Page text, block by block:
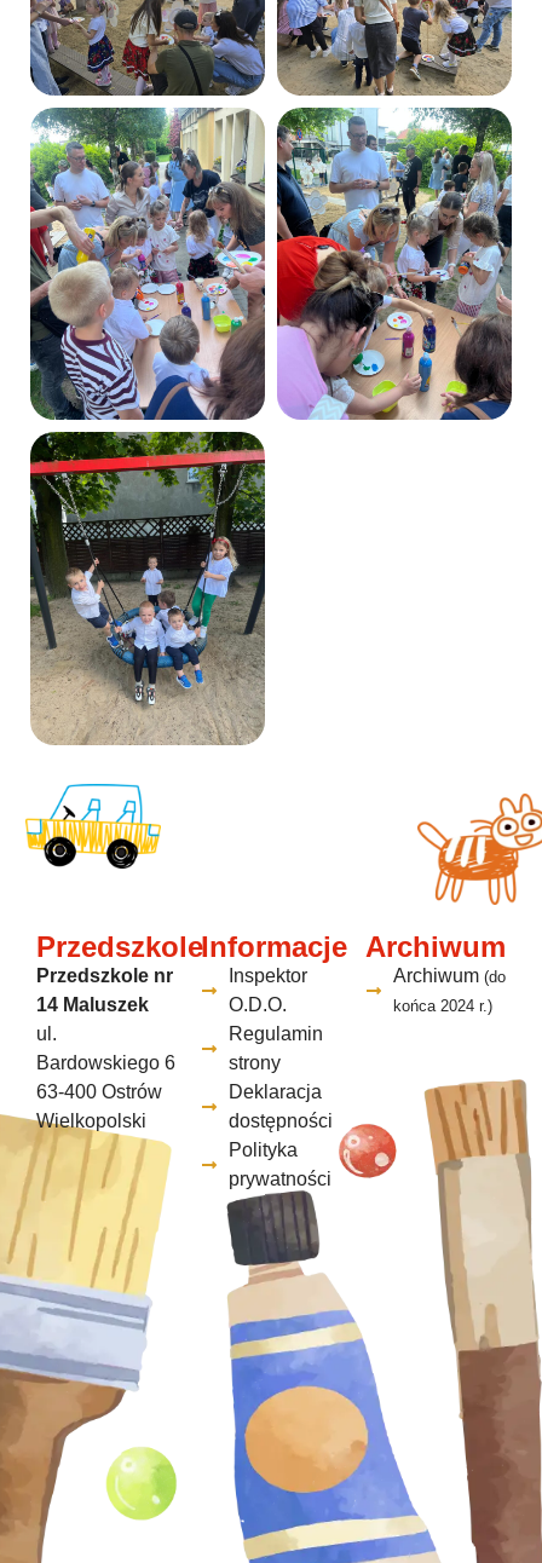
Przedszkole
Przedszkole nr
14 Maluszek
ul.
Bardowskiego 6
63-400 Ostrów
Wielkopolski
Informacje
Inspektor
O.D.O.
Regulamin
strony
Deklaracja
dostępności
Polityka
prywatności
Archiwum
Archiwum (do
końca 2024 r.)